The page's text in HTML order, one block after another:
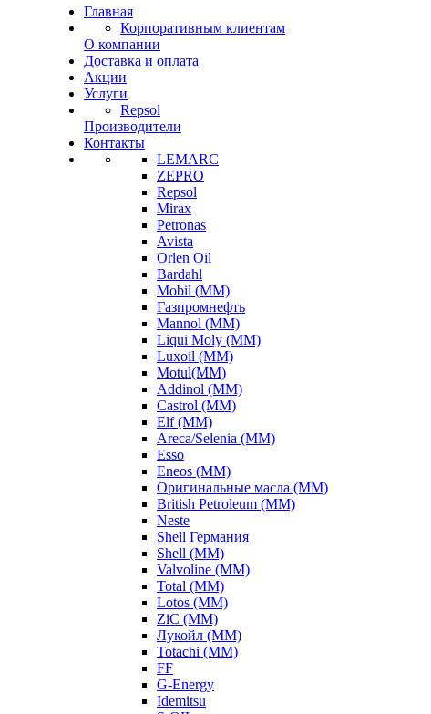
Главная
Корпоративным клиентам
О компании
Доставка и оплата
Акции
Услуги
Repsol
Производители
Контакты
LEMARC
ZEPRO
Repsol
Mirax
Petronas
Avista
Orlen Oil
Bardahl
Mobil (ММ)
Газпромнефть
Mannol (ММ)
Liqui Moly (ММ)
Luxoil (ММ)
Motul(ММ)
Addinol (ММ)
Castrol (ММ)
Elf (ММ)
Areca/Selenia (ММ)
Esso
Eneos (ММ)
Оригинальные масла (ММ)
British Petroleum (ММ)
Neste
Shell Германия
Shell (ММ)
Valvoline (ММ)
Total (ММ)
Lotos (ММ)
ZiC (ММ)
Лукойл (ММ)
Totachi (MM)
FF
G-Energy
Idemitsu